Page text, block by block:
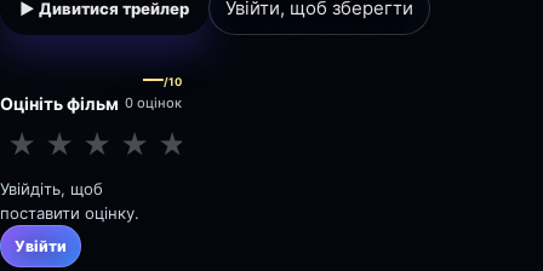
▶ Дивитися трейлер Увійти, щоб зберегти
Оцініть фільм
—/10
0 оцінок
★ ★ ★ ★ ★
Увійдіть, щоб
поставити оцінку.
Увійти